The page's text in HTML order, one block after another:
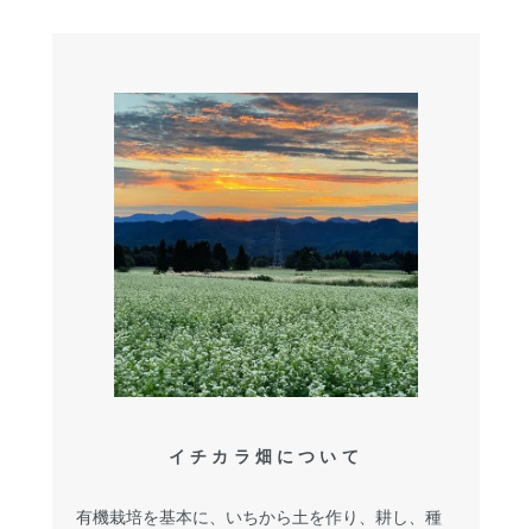
イチカラ畑について
有機栽培を基本に、いちから土を作り、耕し、種